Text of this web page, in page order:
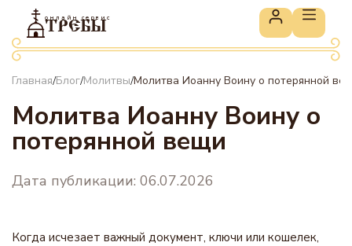
онлайн сервис
ТРЕБЫ
Главная/Блог/Молитвы/Молитва Иоанну Воину о потерянной
Молитва Иоанну Воину о
потерянной вещи
Дата публикации: 06.07.2026
Когда исчезает важный документ, ключи или кошелек,